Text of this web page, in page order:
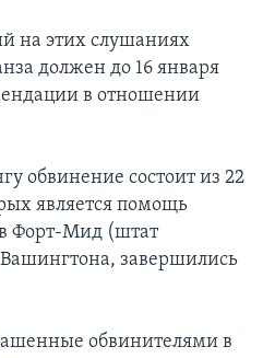
на этих слушаниях
должен до 16 января
в отношении
обвинение состоит из 22
является помощь
Форт-Мид (штат
завершились
обвинителями в